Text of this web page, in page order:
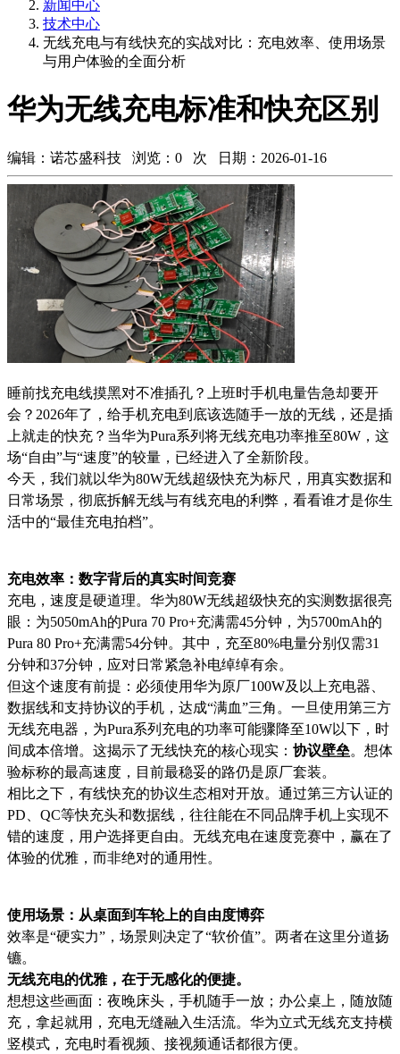
新闻中心
技术中心
无线充电与有线快充的实战对比：充电效率、使用场景
与用户体验的全面分析
华为无线充电标准和快充区别
编辑：诺芯盛科技 浏览： 0 次 日期：2026-01-16
睡前找充电线摸黑对不准插孔？上班时手机电量告急却要开
会？2026年了，给手机充电到底该选随手一放的无线，还是插
上就走的快充？当华为Pura系列将无线充电功率推至80W，这
场“自由”与“速度”的较量，已经进入了全新阶段。
今天，我们就以华为80W无线超级快充为标尺，用真实数据和
日常场景，彻底拆解无线与有线充电的利弊，看看谁才是你生
活中的“最佳充电拍档”。
充电效率：数字背后的真实时间竞赛
充电，速度是硬道理。华为80W无线超级快充的实测数据很亮
眼：为5050mAh的Pura 70 Pro+充满需45分钟，为5700mAh的
Pura 80 Pro+充满需54分钟。其中，充至80%电量分别仅需31
分钟和37分钟，应对日常紧急补电绰绰有余。
但这个速度有前提：必须使用华为原厂100W及以上充电器、
数据线和支持协议的手机，达成“满血”三角。一旦使用第三方
无线充电器，为Pura系列充电的功率可能骤降至10W以下，时
间成本倍增。这揭示了无线快充的核心现实： 协议壁垒。想体
验标称的最高速度，目前最稳妥的路仍是原厂套装。
相比之下，有线快充的协议生态相对开放。通过第三方认证的
PD、QC等快充头和数据线，往往能在不同品牌手机上实现不
错的速度，用户选择更自由。无线充电在速度竞赛中，赢在了
体验的优雅，而非绝对的通用性。
使用场景：从桌面到车轮上的自由度博弈
效率是“硬实力”，场景则决定了“软价值”。两者在这里分道扬
镳。
无线充电的优雅，在于无感化的便捷。
想想这些画面：夜晚床头，手机随手一放；办公桌上，随放随
充，拿起就用，充电无缝融入生活流。华为立式无线充支持横
竖模式，充电时看视频、接视频通话都很方便。